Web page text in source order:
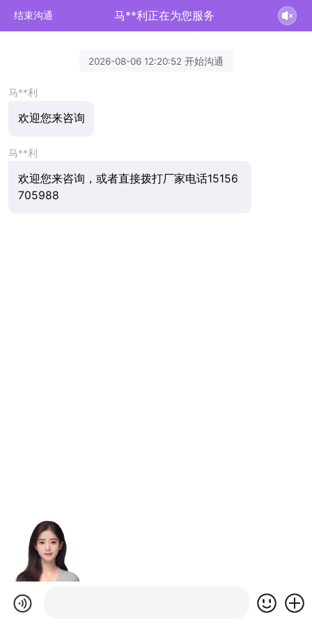
结束沟通 马**利正在为您服务
2026-08-06 12:20:52 开始沟通
马**利
欢迎您来咨询
马**利
欢迎您来咨询，或者直接拨打厂家电话15156
705988